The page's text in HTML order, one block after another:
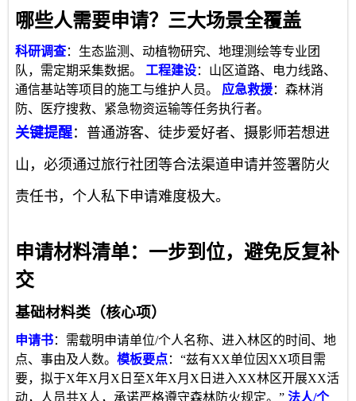
哪些人需要申请？三大场景全覆盖
科研调查：生态监测、动植物研究、地理测绘等专业团
队，需定期采集数据。工程建设：山区道路、电力线路、
通信基站等项目的施工与维护人员。 应急救援：森林消
防、医疗搜救、紧急物资运输等任务执行者。
关键提醒：普通游客、徒步爱好者、摄影师若想进
山，必须通过旅行社团等合法渠道申请并签署防火
责任书，个人私下申请难度极大。
申请材料清单：一步到位，避免反复补
交
基础材料类（核心项）
申请书：需载明申请单位/个人名称、进入林区的时间、地
点、事由及人数。模板要点：“兹有XX单位因XX项目需
要，拟于X年X月X日至X年X月X日进入XX林区开展XX活
动，人员共X人，承诺严格遵守森林防火规定。”法人/个